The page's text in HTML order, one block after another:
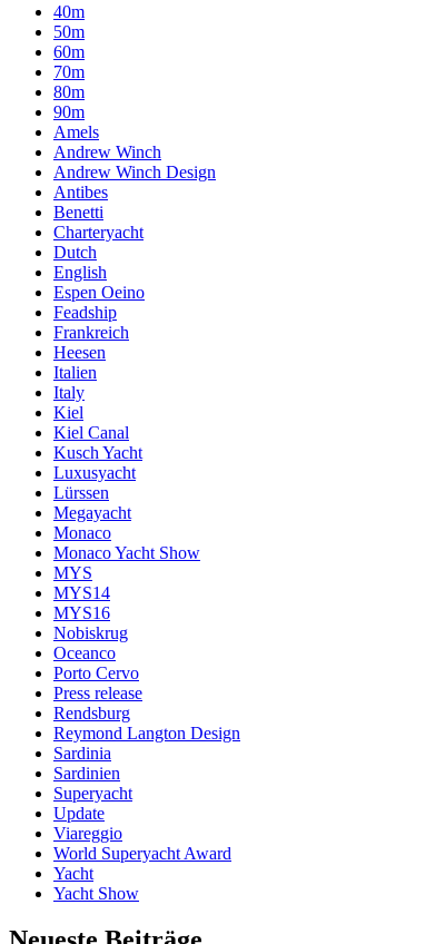
40m
50m
60m
70m
80m
90m
Amels
Andrew Winch
Andrew Winch Design
Antibes
Benetti
Charteryacht
Dutch
English
Espen Oeino
Feadship
Frankreich
Heesen
Italien
Italy
Kiel
Kiel Canal
Kusch Yacht
Luxusyacht
Lürssen
Megayacht
Monaco
Monaco Yacht Show
MYS
MYS14
MYS16
Nobiskrug
Oceanco
Porto Cervo
Press release
Rendsburg
Reymond Langton Design
Sardinia
Sardinien
Superyacht
Update
Viareggio
World Superyacht Award
Yacht
Yacht Show